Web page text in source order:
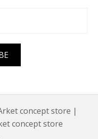
concept store |
concept store